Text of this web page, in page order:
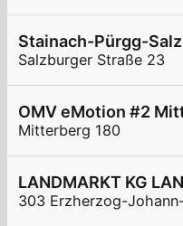
Stainach-Pürgg-
Salzburger Straße 23
OMV eMotion #2
Mitterberg 180
LANDMARKT KG
303 Erzherzog-